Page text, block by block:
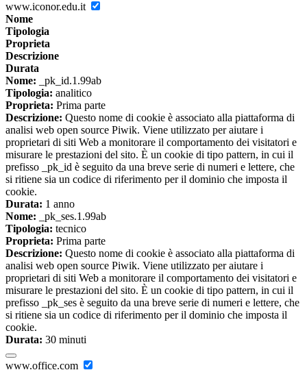
www.iconor.edu.it
Nome
Tipologia
Proprieta
Descrizione
Durata
Nome: _pk_id.1.99ab
Tipologia: analitico
Proprieta: Prima parte
Descrizione: Questo nome di cookie è associato alla piattaforma di
analisi web open source Piwik. Viene utilizzato per aiutare i
proprietari di siti Web a monitorare il comportamento dei visitatori e
misurare le prestazioni del sito. È un cookie di tipo pattern, in cui il
prefisso _pk_id è seguito da una breve serie di numeri e lettere, che
si ritiene sia un codice di riferimento per il dominio che imposta il
cookie.
Durata: 1 anno
Nome: _pk_ses.1.99ab
Tipologia: tecnico
Proprieta: Prima parte
Descrizione: Questo nome di cookie è associato alla piattaforma di
analisi web open source Piwik. Viene utilizzato per aiutare i
proprietari di siti Web a monitorare il comportamento dei visitatori e
misurare le prestazioni del sito. È un cookie di tipo pattern, in cui il
prefisso _pk_ses è seguito da una breve serie di numeri e lettere, che
si ritiene sia un codice di riferimento per il dominio che imposta il
cookie.
Durata: 30 minuti
www.office.com